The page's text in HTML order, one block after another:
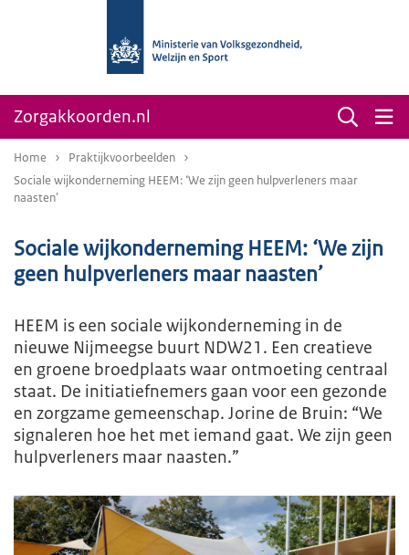
Zorgakkoorden.nl
Home
Praktijkvoorbeelden
Sociale wijkonderneming HEEM: ‘We zijn geen hulpverleners maar
naasten’
Sociale wijkonderneming HEEM: ‘We zijn
geen hulpverleners maar naasten’
HEEM is een sociale wijkonderneming in de
nieuwe Nijmeegse buurt NDW21. Een creatieve
en groene broedplaats waar ontmoeting centraal
staat. De initiatiefnemers gaan voor een gezonde
en zorgzame gemeenschap. Jorine de Bruin: “We
signaleren hoe het met iemand gaat. We zijn geen
hulpverleners maar naasten.”